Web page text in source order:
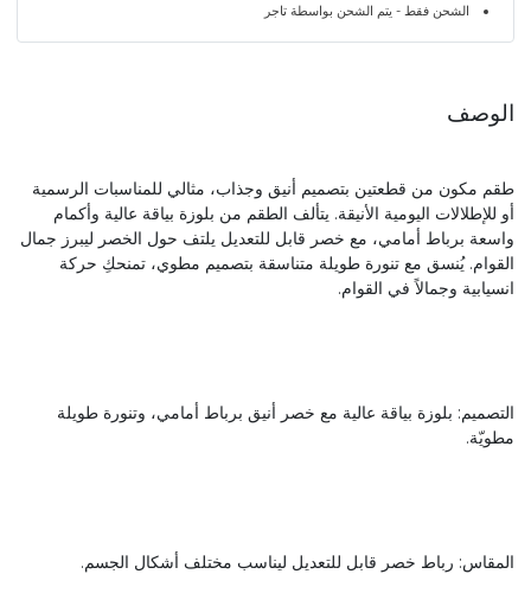
الشحن فقط - يتم الشحن بواسطة تاجر
الوصف
طقم مكون من قطعتين بتصميم أنيق وجذاب، مثالي للمناسبات الرسمية
أو للإطلالات اليومية الأنيقة. يتألف الطقم من بلوزة بياقة عالية وأكمام
واسعة برباط أمامي، مع خصر قابل للتعديل يلتف حول الخصر ليبرز جمال
القوام. يُنسق مع تنورة طويلة متناسقة بتصميم مطوي، تمنحكِ حركة
انسيابية وجمالاً في القوام.
التصميم: بلوزة بياقة عالية مع خصر أنيق برباط أمامي، وتنورة طويلة
مطويّة.
المقاس: رباط خصر قابل للتعديل ليناسب مختلف أشكال الجسم.